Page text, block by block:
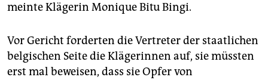
meinte Klägerin Monique Bitu Bingi.
Vor Gericht forderten die Vertreter der staatlichen
belgischen Seite die Klägerinnen auf, sie müssten
erst mal beweisen, dass sie Opfer von